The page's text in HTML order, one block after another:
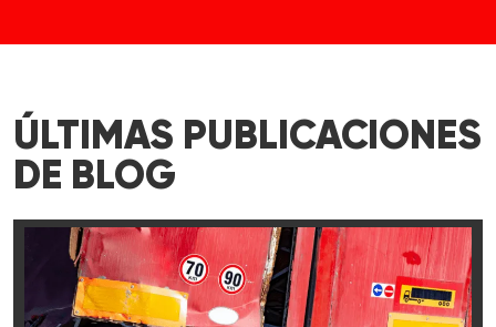
ÚLTIMAS PUBLICACIONES
DE BLOG